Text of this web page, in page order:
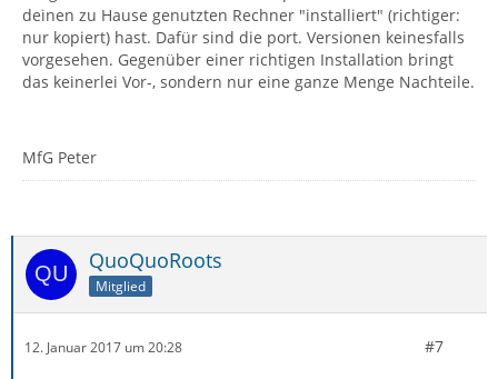
deinen zu Hause genutzten Rechner "installiert" (richtiger:
nur kopiert) hast. Dafür sind die port. Versionen keinesfalls
vorgesehen. Gegenüber einer richtigen Installation bringt
das keinerlei Vor-, sondern nur eine ganze Menge Nachteile.
MfG Peter
QuoQuoRoots
Mitglied
12. Januar 2017 um 20:28 #7